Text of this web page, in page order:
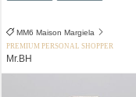
MM6 Maison Margiela
PREMIUM PERSONAL SHOPPER
Mr.BH